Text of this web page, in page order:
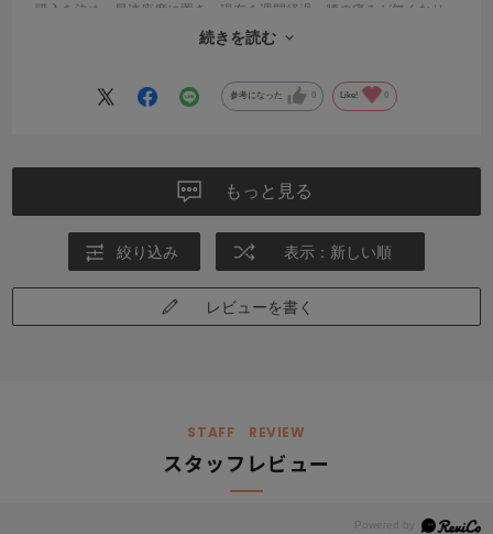
購入を決め、早速座席に置き、現在１週間経過。腰の痛みが無くなり
続きを読む
参考になった 0 Like! 0
もっと見る
絞り込み 表示：新しい順
レビューを書く
STAFF REVIEW
スタッフレビュー